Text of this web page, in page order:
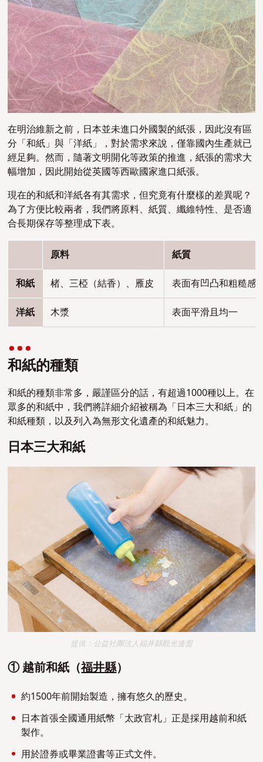
在明治維新之前，日本並未進口外國製的紙張，因此沒有區
分「和紙」與「洋紙」，對於需求來說，僅靠國內生產就已
經足夠。然而，隨著文明開化等政策的推進，紙張的需求大
幅增加，因此開始從英國等西歐國家進口紙張。
現在的和紙和洋紙各有其需求，但究竟有什麼樣的差異呢？
為了方便比較兩者，我們將原料、紙質、纖維特性、是否適
合長期保存等整理成下表。
原料 紙質
和紙 楮、三椏（結香）、雁皮 表面有凹凸和粗糙感
洋紙 木漿 表面平滑且均一
和紙的種類
和紙的種類非常多，嚴謹區分的話，有超過1000種以上。在
眾多的和紙中，我們將詳細介紹被稱為「日本三大和紙」的
和紙種類，以及列入為無形文化遺產的和紙魅力。
日本三大和紙
提供：公益社團法人福井縣觀光連盟
① 越前和紙（福井縣）
約1500年前開始製造，擁有悠久的歷史。
日本首張全國通用紙幣「太政官札」正是採用越前和紙
製作。
用於證券或畢業證書等正式文件。